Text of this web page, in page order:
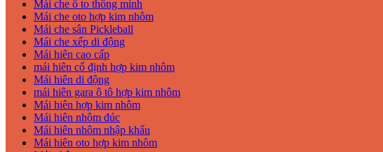
Mái che ô to thông minh
Mái che oto hợp kim nhôm
Mái che sân Pickleball
Mái che xếp di động
Mái hiên cao cấp
mái hiên cố định hợp kim nhôm
Mái hiên di động
mái hiên gara ô tô hợp kim nhôm
Mái hiên hợp kim nhôm
Mái hiên nhôm đúc
Mái hiên nhôm nhập khẩu
Mái hiên oto hợp kim nhôm